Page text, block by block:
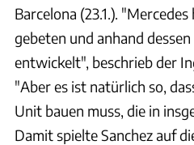
Barcelona (23.1.).
gebeten und anhand
entwickelt", beschrieb der
"Aber es ist natürlich so,
Unit bauen muss, die in
Damit spielte Sanchez auf